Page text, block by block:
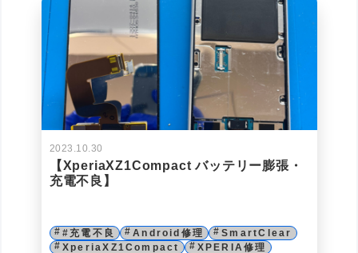
2023.10.30
【XperiaXZ1Compact バッテリー膨張・
充電不良】
#充電不良 Android修理
SmartClear
XperiaXZ1Compact
XPERIA修理